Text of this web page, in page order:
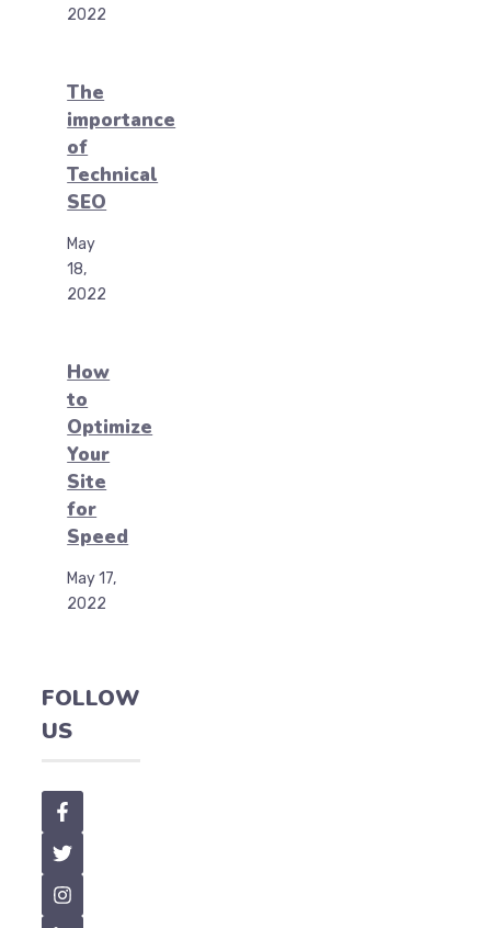
2022
The
importance
of
Technical
SEO
May
18,
2022
How
to
Optimize
Your
Site
for
Speed
May 17,
2022
FOLLOW
US